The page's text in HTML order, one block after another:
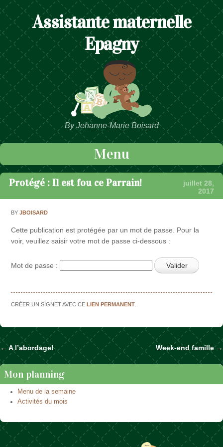
Assistante maternelle
Epagny
By Jehanne-Marie Boisard
Menu
Passer au contenu
Protégé : Il est fou ce Parrain!
juillet 28,
2017
BYJBOISARD
Cette publication est protégée par un mot de passe. Pour la
voir, veuillez saisir votre mot de passe ci-dessous :
Mot de passe :
CRÉER UN SIGNET AVEC CELIEN PERMANENT
Naviguer dans les articles
←A l’abordage! Week-end famille→
Mon planning
Menu de la semaine
Activités du mois